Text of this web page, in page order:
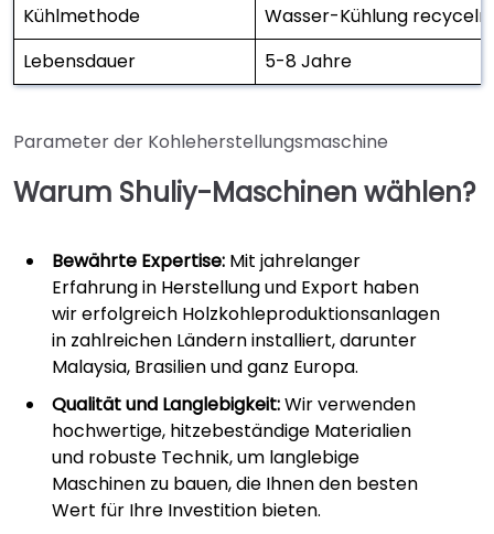
Kühlmethode
Wasser-Kühlung recyceln
Lebensdauer
5-8 Jahre
Parameter der Kohleherstellungsmaschine
Warum Shuliy-Maschinen wählen?
Bewährte Expertise: Mit jahrelanger
Erfahrung in Herstellung und Export haben
wir erfolgreich Holzkohleproduktionsanlagen
in zahlreichen Ländern installiert, darunter
Malaysia, Brasilien und ganz Europa.
Qualität und Langlebigkeit:Wir verwenden
hochwertige, hitzebeständige Materialien
und robuste Technik, um langlebige
Maschinen zu bauen, die Ihnen den besten
Wert für Ihre Investition bieten.